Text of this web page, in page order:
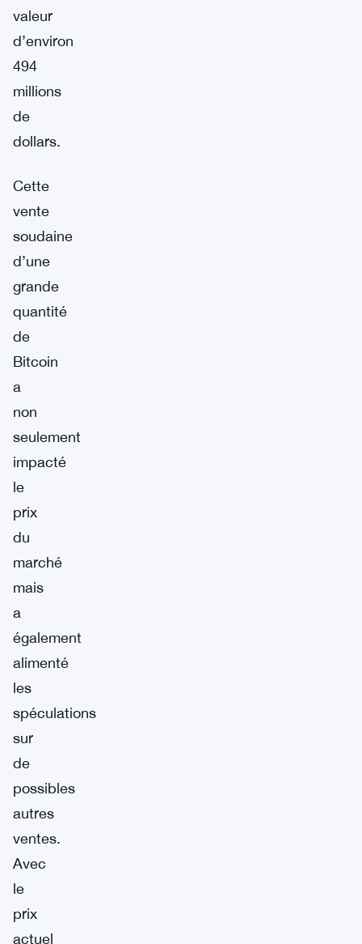
valeur
d’environ
494
millions
de
dollars.
Cette
vente
soudaine
d’une
grande
quantité
de
Bitcoin
a
non
seulement
impacté
le
prix
du
marché
mais
a
également
alimenté
les
spéculations
sur
de
possibles
autres
ventes.
Avec
le
prix
actuel